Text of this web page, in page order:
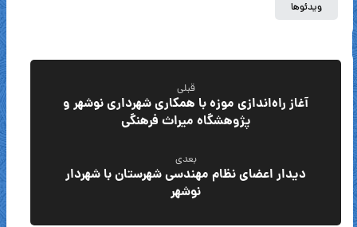
ویدئوها
قبلی
آغاز راه‌اندازی موزه با همکاری شهرداری نوشهر و
پژوهشگاه میراث فرهنگی
بعدی
دیدار اعضای نظام مهندسی شهرستان با شهردار
نوشهر